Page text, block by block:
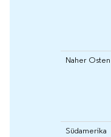
Naher
Südamerika